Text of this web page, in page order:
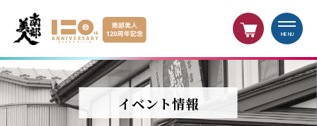
MENU
イベント情報